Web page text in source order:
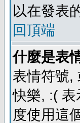
以在發表
回頂端
什麼是表
表情符號,
快樂, :(
度使用這